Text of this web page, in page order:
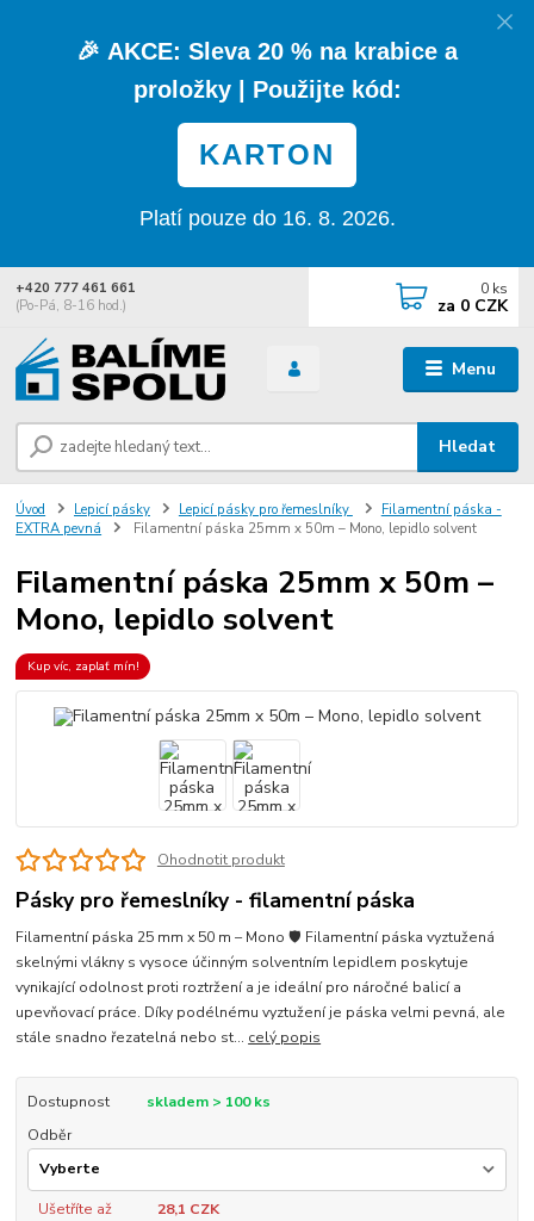
🎉 AKCE: Sleva 20 % na krabice a
proložky| Použijte kód:
KARTON
Platí pouze do 16. 8. 2026.
Menu
Hledat
+420 777 461 661
(Po-Pá, 8-16 hod.)
0 ks
za 0 CZK
Úvod Lepicí pásky Lepicí pásky pro řemeslníky
Filamentní páska -
EXTRA pevná
Filamentní páska 25mm x 50m – Mono, lepidlo solvent
Filamentní páska 25mm x 50m –
Mono, lepidlo solvent
Kup víc, zaplať mín!
Ohodnotit produkt
Pásky pro řemeslníky - filamentní páska
Filamentní páska 25 mm x 50 m – Mono 🛡️ Filamentní páska vyztužená
skelnými vlákny s vysoce účinným solventním lepidlem poskytuje
vynikající odolnost proti roztržení a je ideální pro náročné balicí a
upevňovací práce. Díky podélnému vyztužení je páska velmi pevná, ale
stále snadno řezatelná nebo st... celý popis
Dostupnost
skladem > 100 ks
Odběr
Ušetříte až 28,1 CZK